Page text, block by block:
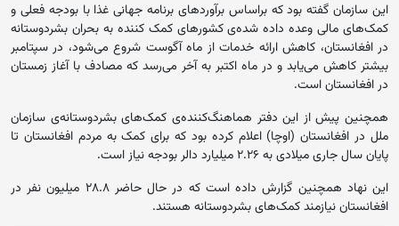
این سازمان گفته بود که براساس برآوردهای برنامه جهانی غذا با بودجه فعلی و
کمک‌های مالی وعده داده شده‌ی کشورهای کمک کننده به بحران بشردوستانه
در افغانستان، کاهش ارائه خدمات از ماه آگوست شروع می‌شود، در سپتامبر
بیشتر کاهش می‌یابد و در ماه اکتبر به آخر می‌رسد که مصادف با آغاز زمستان
در افغانستان است.
همچنین پیش از این دفتر هماهنگ‌کننده‌ی کمک‌های بشردوستانه‌ی سازمان
ملل در افغانستان (اوچا) اعلام کرده بود که برای کمک به مردم افغانستان تا
پایان سال جاری میلادی به ۲.۲۶ میلیارد دالر بودجه نیاز است.
این نهاد همچنین گزارش داده است که در حال حاضر ۲۸.۸ میلیون نفر در
افغانستان نیازمند کمک‌های بشردوستانه هستند.